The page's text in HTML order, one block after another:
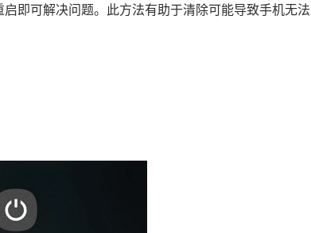
即可解决问题。此方法有助于清除可能导致手机无